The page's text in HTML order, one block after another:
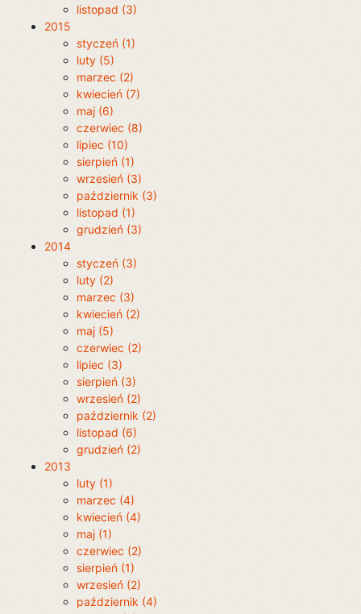
listopad (3)
2015
styczeń (1)
luty (5)
marzec (2)
kwiecień (7)
maj (6)
czerwiec (8)
lipiec (10)
sierpień (1)
wrzesień (3)
październik (3)
listopad (1)
grudzień (3)
2014
styczeń (3)
luty (2)
marzec (3)
kwiecień (2)
maj (5)
czerwiec (2)
lipiec (3)
sierpień (3)
wrzesień (2)
październik (2)
listopad (6)
grudzień (2)
2013
luty (1)
marzec (4)
kwiecień (4)
maj (1)
czerwiec (2)
sierpień (1)
wrzesień (2)
październik (4)